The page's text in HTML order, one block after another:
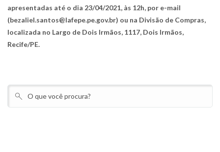
apresentadas até o dia 23/04/2021, às 12h, por e-mail
(bezaliel.santos@lafepe.pe.gov.br) ou na Divisão de Compras,
localizada no Largo de Dois Irmãos, 1117, Dois Irmãos,
Recife/PE.